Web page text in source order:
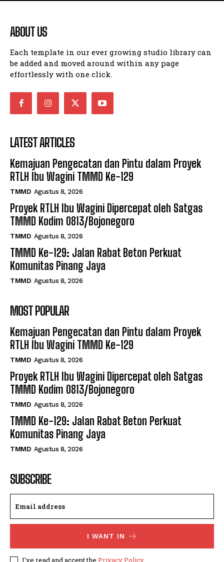
ABOUT US
Each template in our ever growing studio library can
be added and moved around within any page
effortlessly with one click.
LATEST ARTICLES
Kemajuan Pengecatan dan Pintu dalam Proyek
RTLH Ibu Wagini TMMD Ke-129
TMMD Agustus 8, 2026
Proyek RTLH Ibu Wagini Dipercepat oleh Satgas
TMMD Kodim 0813/Bojonegoro
TMMD Agustus 8, 2026
TMMD Ke-129: Jalan Rabat Beton Perkuat
Komunitas Pinang Jaya
TMMD Agustus 8, 2026
MOST POPULAR
Kemajuan Pengecatan dan Pintu dalam Proyek
RTLH Ibu Wagini TMMD Ke-129
TMMD Agustus 8, 2026
Proyek RTLH Ibu Wagini Dipercepat oleh Satgas
TMMD Kodim 0813/Bojonegoro
TMMD Agustus 8, 2026
TMMD Ke-129: Jalan Rabat Beton Perkuat
Komunitas Pinang Jaya
TMMD Agustus 8, 2026
SUBSCRIBE
I WANT IN
I've read and accept the Privacy Policy.